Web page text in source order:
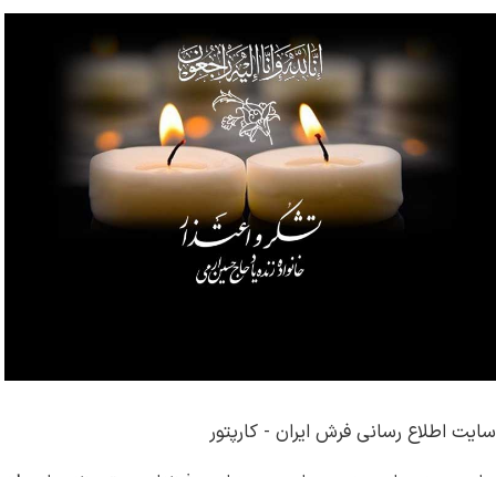
سایت اطلاع رسانی فرش ایران - کارپتور